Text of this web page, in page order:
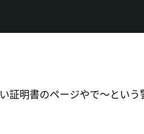
証明書のページやで〜とい